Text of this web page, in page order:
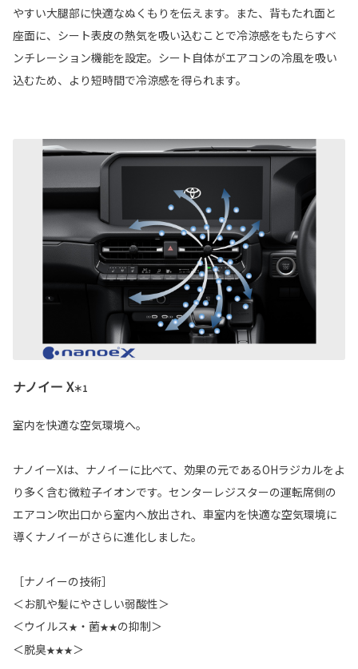
やすい大腿部に快適なぬくもりを伝えます。また、背もたれ面と
座面に、シート表皮の熱気を吸い込むことで冷涼感をもたらすベ
ンチレーション機能を設定。シート自体がエアコンの冷風を吸い
込むため、より短時間で冷涼感を得られます。
ナノイー X＊1
室内を快適な空気環境へ。
ナノイーXは、ナノイーに比べて、効果の元であるOHラジカルをよ
り多く含む微粒子イオンです。センターレジスターの運転席側の
エアコン吹出口から室内へ放出され、車室内を快適な空気環境に
導くナノイーがさらに進化しました。
［ナノイーの技術］
＜お肌や髪にやさしい弱酸性＞
＜ウイルス★ ・菌★★の抑制＞
＜脱臭★★★＞